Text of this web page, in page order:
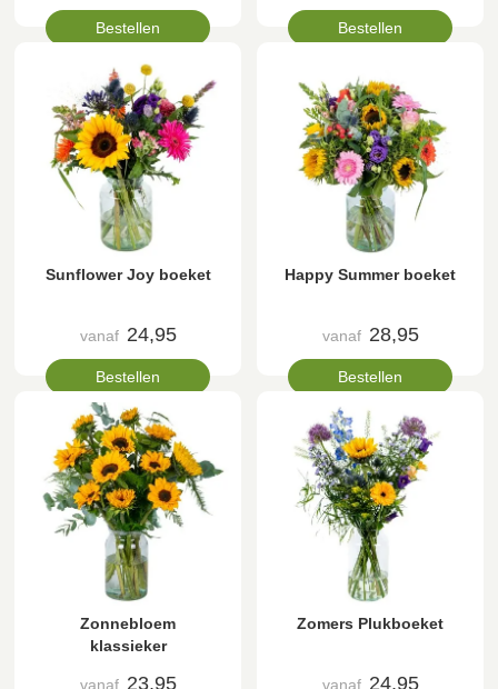
Bestellen Bestellen
Sunflower Joy boeket
vanaf 24,95
Bestellen
Happy Summer boeket
vanaf 28,95
Bestellen
Zonnebloem
klassieker
vanaf 23,95
Zomers Plukboeket
vanaf 24,95